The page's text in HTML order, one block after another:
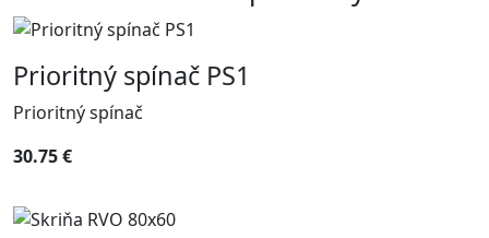
Prioritný spínač PS1
Prioritný spínač
30.75 €